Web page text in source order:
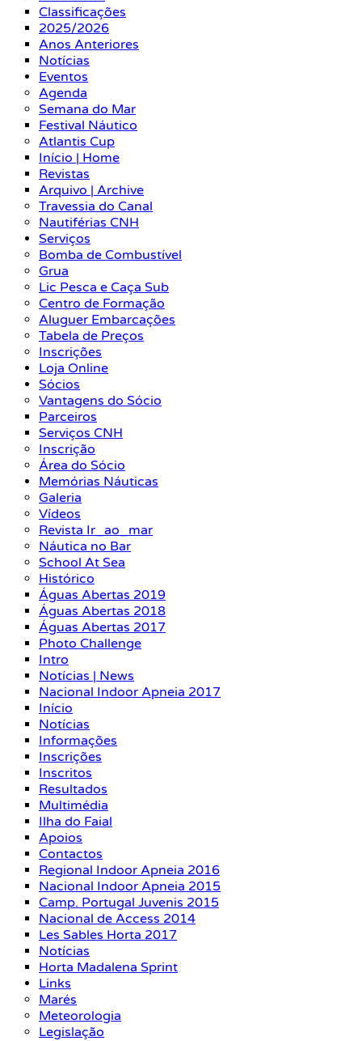
Classificações
2025/2026
Anos Anteriores
Notícias
Eventos
Agenda
Semana do Mar
Festival Náutico
Atlantis Cup
Início | Home
Revistas
Arquivo | Archive
Travessia do Canal
Nautiférias CNH
Serviços
Bomba de Combustível
Grua
Lic Pesca e Caça Sub
Centro de Formação
Aluguer Embarcações
Tabela de Preços
Inscrições
Loja Online
Sócios
Vantagens do Sócio
Parceiros
Serviços CNH
Inscrição
Área do Sócio
Memórias Náuticas
Galeria
Vídeos
Revista Ir_ao_mar
Náutica no Bar
School At Sea
Histórico
Águas Abertas 2019
Águas Abertas 2018
Águas Abertas 2017
Photo Challenge
Intro
Notícias | News
Nacional Indoor Apneia 2017
Início
Notícias
Informações
Inscrições
Inscritos
Resultados
Multimédia
Ilha do Faial
Apoios
Contactos
Regional Indoor Apneia 2016
Nacional Indoor Apneia 2015
Camp. Portugal Juvenis 2015
Nacional de Access 2014
Les Sables Horta 2017
Notícias
Horta Madalena Sprint
Links
Marés
Meteorologia
Legislação